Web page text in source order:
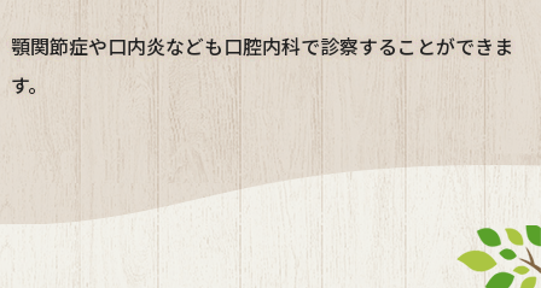
顎関節症や口内炎なども口腔内科で診察することができま
す。